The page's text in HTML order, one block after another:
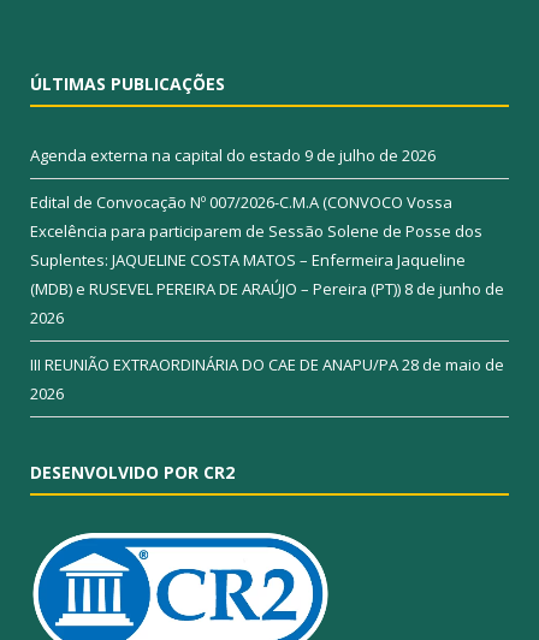
ÚLTIMAS PUBLICAÇÕES
Agenda externa na capital do estado 9 de julho de 2026
Edital de Convocação Nº 007/2026-C.M.A (CONVOCO Vossa
Excelência para participarem de Sessão Solene de Posse dos
Suplentes: JAQUELINE COSTA MATOS – Enfermeira Jaqueline
(MDB) e RUSEVEL PEREIRA DE ARAÚJO – Pereira (PT)) 8 de junho de
2026
III REUNIÃO EXTRAORDINÁRIA DO CAE DE ANAPU/PA28 de maio de
2026
DESENVOLVIDO POR CR2